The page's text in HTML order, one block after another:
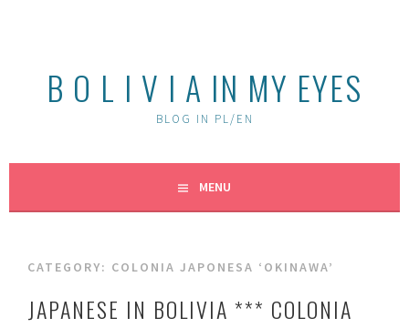
B O L I V I A IN MY EYES
BLOG IN PL/EN
MENU
CATEGORY: COLONIA JAPONESA ‘OKINAWA’
JAPANESE IN BOLIVIA *** COLONIA